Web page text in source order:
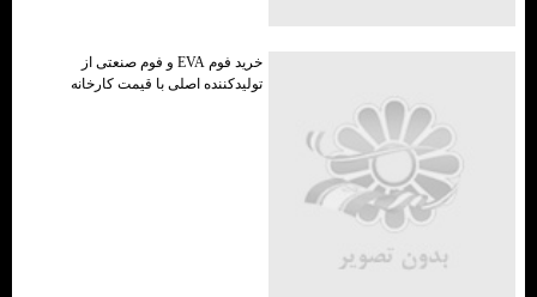
خرید فوم EVA و فوم صنعتی از
تولیدکننده اصلی با قیمت کارخانه